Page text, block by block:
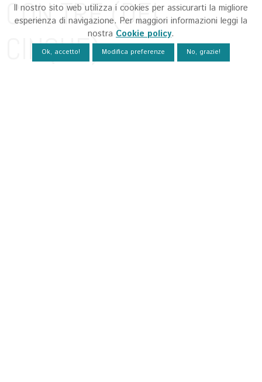
CON TRE (DEI
CINQUE)
Il nostro sito web utilizza i cookies per assicurarti la migliore
esperienza di navigazione. Per maggiori informazioni leggi la
nostra Cookie policy.
Ok, accetto! Modifica preferenze No, grazie!